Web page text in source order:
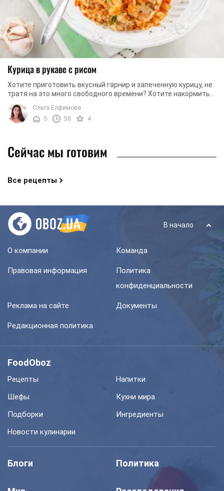
Курица в рукаве с рисом
Хотите приготовить вкусный гарнир и запеченную курицу, не
тратя на это много свободного времени? Хотите накормить
родных и доставить им максимальное ...
Ольга Елфимова
5
50 4
Сейчас мы готовим
Все рецепты
В начало
О компании Команда
Правовая информация
Политика
конфиденциальности
Реклама на сайте Документы
Редакционная политика
FoodOboz
Рецепты
Напитки
Шефы
Кухни мира
Подборки
Ингредиенты
Новости кулинарии
Блоги Политика